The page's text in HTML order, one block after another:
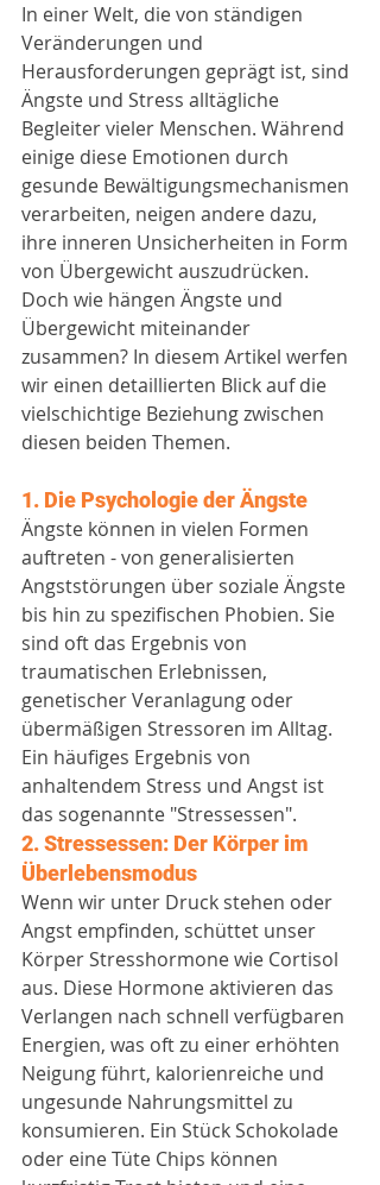
In einer Welt, die von ständigen
Veränderungen und
Herausforderungen geprägt ist, sind
Ängste und Stress alltägliche
Begleiter vieler Menschen. Während
einige diese Emotionen durch
gesunde Bewältigungsmechanismen
verarbeiten, neigen andere dazu,
ihre inneren Unsicherheiten in Form
von Übergewicht auszudrücken.
Doch wie hängen Ängste und
Übergewicht miteinander
zusammen? In diesem Artikel werfen
wir einen detaillierten Blick auf die
vielschichtige Beziehung zwischen
diesen beiden Themen.
1. Die Psychologie der Ängste
Ängste können in vielen Formen
auftreten - von generalisierten
Angststörungen über soziale Ängste
bis hin zu spezifischen Phobien. Sie
sind oft das Ergebnis von
traumatischen Erlebnissen,
genetischer Veranlagung oder
übermäßigen Stressoren im Alltag.
Ein häufiges Ergebnis von
anhaltendem Stress und Angst ist
das sogenannte "Stressessen".
2. Stressessen: Der Körper im
Überlebensmodus
Wenn wir unter Druck stehen oder
Angst empfinden, schüttet unser
Körper Stresshormone wie Cortisol
aus. Diese Hormone aktivieren das
Verlangen nach schnell verfügbaren
Energien, was oft zu einer erhöhten
Neigung führt, kalorienreiche und
ungesunde Nahrungsmittel zu
konsumieren. Ein Stück Schokolade
oder eine Tüte Chips können